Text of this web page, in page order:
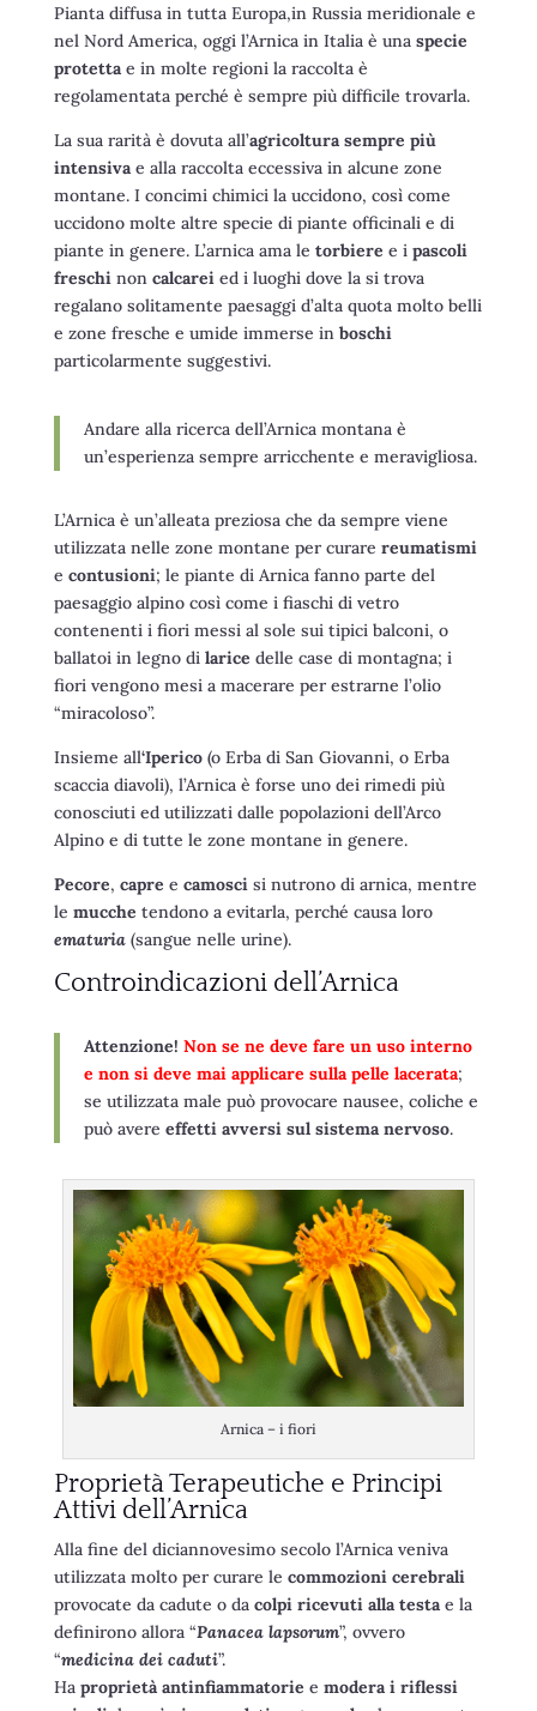
Pianta diffusa in tutta Europa,in Russia meridionale e
nel Nord America, oggi l’Arnica in Italia è una specie
protettae in molte regioni la raccolta è
regolamentata perché è sempre più difficile trovarla.
La sua rarità è dovuta all’agricoltura sempre più
intensivae alla raccolta eccessiva in alcune zone
montane. I concimi chimici la uccidono, così come
uccidono molte altre specie di piante officinali e di
piante in genere. L’arnica ama le torbiere e i pascoli
freschinon calcarei ed i luoghi dove la si trova
regalano solitamente paesaggi d’alta quota molto belli
e zone fresche e umide immerse in boschi
particolarmente suggestivi.
Andare alla ricerca dell’Arnica montana è
un’esperienza sempre arricchente e meravigliosa.
L’Arnica è un’alleata preziosa che da sempre viene
utilizzata nelle zone montane per curare reumatismi
e contusioni; le piante di Arnica fanno parte del
paesaggio alpino così come i fiaschi di vetro
contenenti i fiori messi al sole sui tipici balconi, o
ballatoi in legno di larice delle case di montagna; i
fiori vengono mesi a macerare per estrarne l’olio
“miracoloso”.
Insieme all‘Iperico(o Erba di San Giovanni, o Erba
scaccia diavoli), l’Arnica è forse uno dei rimedi più
conosciuti ed utilizzati dalle popolazioni dell’Arco
Alpino e di tutte le zone montane in genere.
Pecore, capre e camoscisi nutrono di arnica, mentre
le mucche tendono a evitarla, perché causa loro
ematuria(sangue nelle urine).
Controindicazioni dell’Arnica
Attenzione! Non se ne deve fare un uso interno
e non si deve mai applicare sulla pelle lacerata;
se utilizzata male può provocare nausee, coliche e
può avere effetti avversi sul sistema nervoso.
Arnica – i fiori
Proprietà Terapeutiche e Principi
Attivi dell’Arnica
Alla fine del diciannovesimo secolo l’Arnica veniva
utilizzata molto per curare le commozioni cerebrali
provocate da cadute o da colpi ricevuti alla testae la
definirono allora “Panacea lapsorum”, ovvero
“medicina dei caduti”.
Ha proprietà antinfiammatorie e modera i riflessi